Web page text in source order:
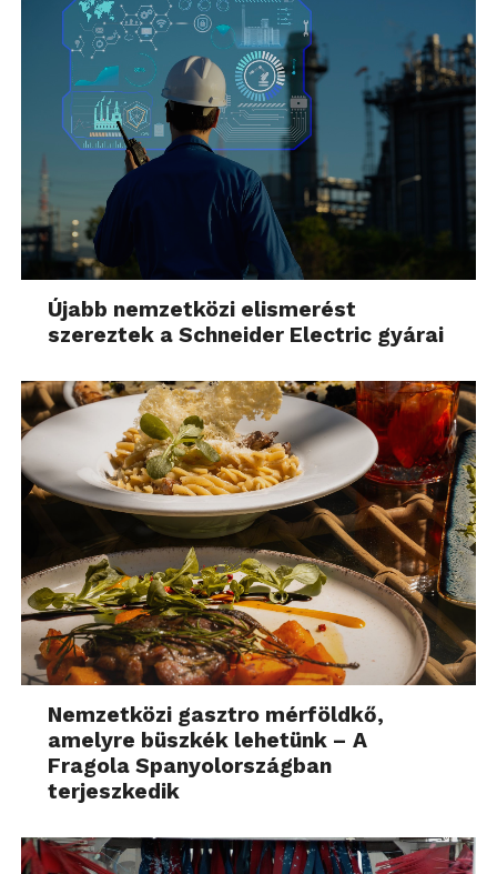
Újabb nemzetközi elismerést
szereztek a Schneider Electric gyárai
Nemzetközi gasztro mérföldkő,
amelyre büszkék lehetünk – A
Fragola Spanyolországban
terjeszkedik